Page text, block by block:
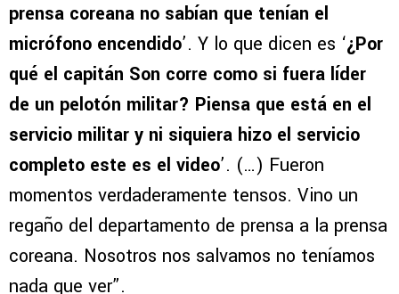
prensa coreana no sabían que tenían el
micrófono encendido’. Y lo que dicen es ‘¿Por
qué el capitán Son corre como si fuera líder
de un pelotón militar? Piensa que está en el
servicio militar y ni siquiera hizo el servicio
completo este es el video’. (…) Fueron
momentos verdaderamente tensos. Vino un
regaño del departamento de prensa a la prensa
coreana. Nosotros nos salvamos no teníamos
nada que ver”.